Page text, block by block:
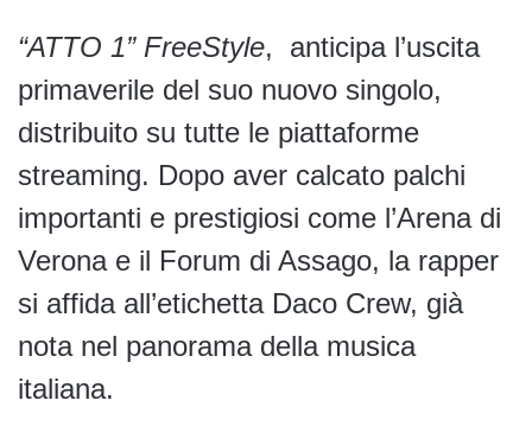
“ATTO 1” FreeStyle, anticipa l’uscita
primaverile del suo nuovo singolo,
distribuito su tutte le piattaforme
streaming. Dopo aver calcato palchi
importanti e prestigiosi come l’Arena di
Verona e il Forum di Assago, la rapper
si affida all’etichetta Daco Crew, già
nota nel panorama della musica
italiana.